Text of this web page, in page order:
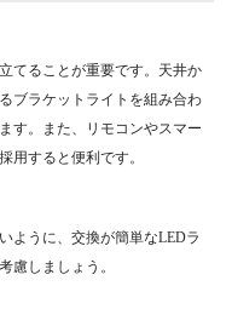
てることが重要です。天井か
ブラケットライトを組み合わ
す。また、リモコンやスマー
用すると便利です。
ように、交換が簡単なLEDラ
慮しましょう。